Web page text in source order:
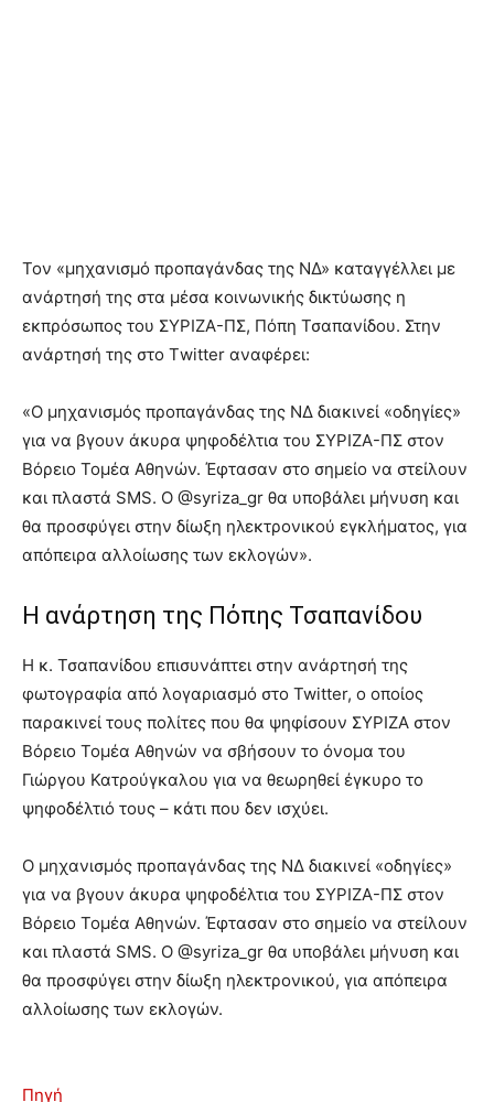
Τον «μηχανισμό προπαγάνδας της ΝΔ» καταγγέλλει με
ανάρτησή της στα μέσα κοινωνικής δικτύωσης η
εκπρόσωπος του ΣΥΡΙΖΑ-ΠΣ, Πόπη Τσαπανίδου. Στην
ανάρτησή της στο Τwitter αναφέρει:
«Ο μηχανισμός προπαγάνδας της ΝΔ διακινεί «οδηγίες»
για να βγουν άκυρα ψηφοδέλτια του ΣΥΡΙΖΑ-ΠΣ στον
Βόρειο Τομέα Αθηνών. Έφτασαν στο σημείο να στείλουν
και πλαστά SMS. Ο @syriza_gr θα υποβάλει μήνυση και
θα προσφύγει στην δίωξη ηλεκτρονικού εγκλήματος, για
απόπειρα αλλοίωσης των εκλογών».
Η ανάρτηση της Πόπης Τσαπανίδου
Η κ. Τσαπανίδου επισυνάπτει στην ανάρτησή της
φωτογραφία από λογαριασμό στο Twitter, ο οποίος
παρακινεί τους πολίτες που θα ψηφίσουν ΣΥΡΙΖΑ στον
Βόρειο Τομέα Αθηνών να σβήσουν το όνομα του
Γιώργου Κατρούγκαλου για να θεωρηθεί έγκυρο το
ψηφοδέλτιό τους – κάτι που δεν ισχύει.
Ο μηχανισμός προπαγάνδας της ΝΔ διακινεί «οδηγίες»
για να βγουν άκυρα ψηφοδέλτια του ΣΥΡΙΖΑ-ΠΣ στον
Βόρειο Τομέα Αθηνών. Έφτασαν στο σημείο να στείλουν
και πλαστά SMS. Ο @syriza_gr θα υποβάλει μήνυση και
θα προσφύγει στην δίωξη ηλεκτρονικού, για απόπειρα
αλλοίωσης των εκλογών.
Πηγή